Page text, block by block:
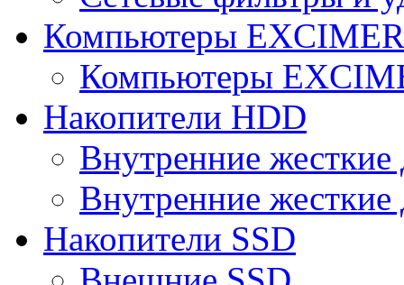
Компьютеры
Компьютеры
Накопители HDD
Внутренние
Внутренние
Накопители SSD